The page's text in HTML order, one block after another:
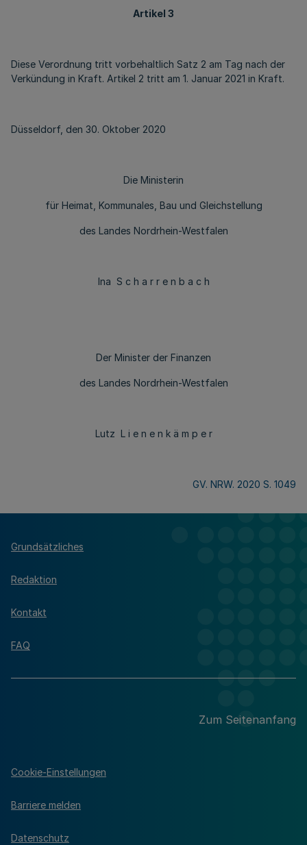
Artikel 3
Diese Verordnung tritt vorbehaltlich Satz 2 am Tag nach der
Verkündung in Kraft. Artikel 2 tritt am 1. Januar 2021 in Kraft.
Düsseldorf, den 30. Oktober 2020
Die Ministerin
für Heimat, Kommunales, Bau und Gleichstellung
des Landes Nordrhein-Westfalen
Ina S c h a r r e n b a c h
Der Minister der Finanzen
des Landes Nordrhein-Westfalen
Lutz L i e n e n k ä m p e r
GV. NRW. 2020 S. 1049
Grundsätzliches
Redaktion
Kontakt
FAQ
Zum Seitenanfang
Cookie-Einstellungen
Barriere melden
Datenschutz